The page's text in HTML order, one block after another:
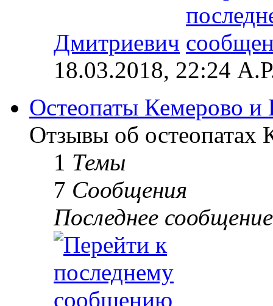
Дмитриевич
18.03.2018, 22:24
Остеопаты Кемерово и
Отзывы об остеопатах
1 Темы
7 Сообщения
Последнее сообщение